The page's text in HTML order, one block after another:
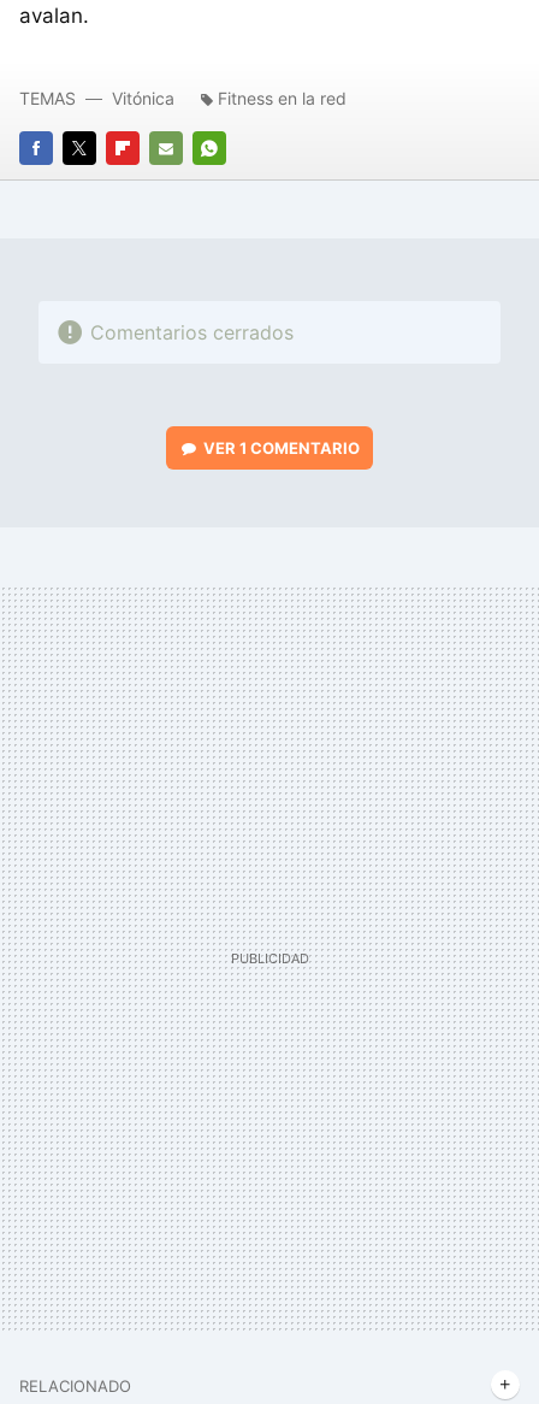
avalan.
FACEBOOK
TWITTERFLIPBOARD
E-
WHATSAPP
TEMAS Vitónica Fitness en la red
Comentarios cerrados
VER 1 COMENTARIO
RELACIONADO